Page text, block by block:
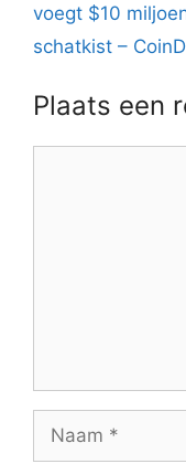
voegt $10
schatkist –
Plaats een
Naam